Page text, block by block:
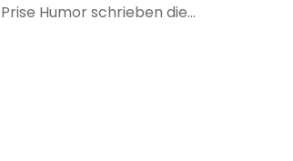
Humor schrieben die...